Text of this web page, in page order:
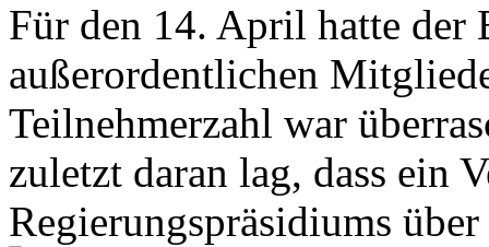
Für den 14. April hatte der
außerordentlichen
Teilnehmerzahl war
zuletzt daran lag, dass ein
Regierungspräsidiums